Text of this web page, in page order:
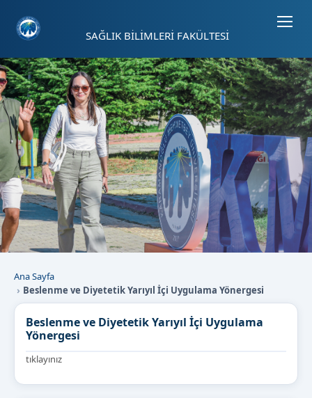
SAĞLIK BİLİMLERİ FAKÜLTESİ
Ana Sayfa
Beslenme ve Diyetetik Yarıyıl İçi Uygulama Yönergesi
Beslenme ve Diyetetik Yarıyıl İçi Uygulama
Yönergesi
tıklayınız